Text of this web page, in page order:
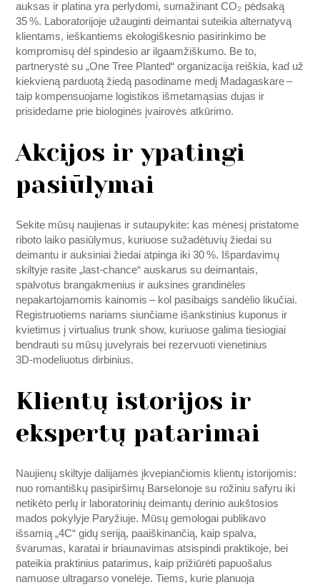
auksas ir platina yra perlydomi, sumažinant CO₂ pėdsaką
35 %. Laboratorijoje užauginti deimantai suteikia alternatyvą
klientams, ieškantiems ekologiškesnio pasirinkimo be
kompromisų dėl spindesio ar ilgaamžiškumo. Be to,
partnerystė su „One Tree Planted“ organizacija reiškia, kad už
kiekvieną parduotą žiedą pasodiname medį Madagaskare –
taip kompensuojame logistikos išmetamąsias dujas ir
prisidedame prie biologinės įvairovės atkūrimo.
Akcijos ir ypatingi
pasiūlymai
Sekite mūsų naujienas ir sutaupykite: kas mėnesį pristatome
riboto laiko pasiūlymus, kuriuose sužadėtuvių žiedai su
deimantu ir auksiniai žiedai atpinga iki 30 %. Išpardavimų
skiltyje rasite „last‑chance“ auskarus su deimantais,
spalvotus brangakmenius ir auksines grandinėles
nepakartojamomis kainomis – kol pasibaigs sandėlio likučiai.
Registruotiems nariams siunčiame išankstinius kuponus ir
kvietimus į virtualius trunk show, kuriuose galima tiesiogiai
bendrauti su mūsų juvelyrais bei rezervuoti vienetinius
3D‑modeliuotus dirbinius.
Klientų istorijos ir
ekspertų patarimai
Naujienų skiltyje dalijamės įkvepiančiomis klientų istorijomis:
nuo romantiškų pasipiršimų Barselonoje su rožiniu safyru iki
netikėto perlų ir laboratorinių deimantų derinio aukštosios
mados pokylyje Paryžiuje. Mūsų gemologai publikavo
išsamią „4C“ gidų seriją, paaiškinančią, kaip spalva,
švarumas, karatai ir briaunavimas atsispindi praktikoje, bei
pateikia praktinius patarimus, kaip prižiūrėti papuošalus
namuose ultragarso vonelėje. Tiems, kurie planuoja